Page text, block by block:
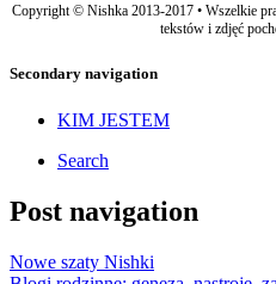
Copyright © Nishka 2013-2017 • Wszelkie
tekstów i zdjęć
Secondary navigation
KIM JESTEM
Search
Post navigation
Nowe szaty Nishki